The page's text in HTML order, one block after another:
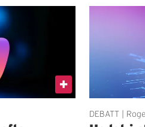
DEBATT |